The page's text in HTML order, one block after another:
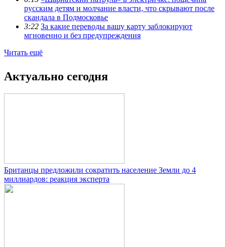
русским детям и молчание власти, что скрывают после
скандала в Подмосковье
3:22 За какие переводы вашу карту заблокируют
мгновенно и без предупреждения
Читать ещё
Актуально сегодня
Британцы предложили сократить население Земли до 4
миллиардов: реакция эксперта